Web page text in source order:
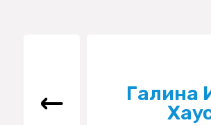
Галина